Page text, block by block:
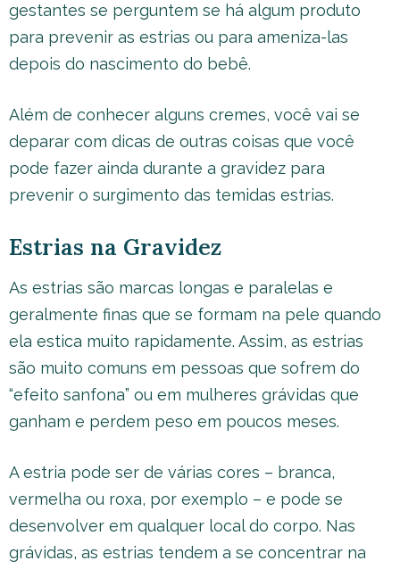
gestantes se perguntem se há algum produto
para prevenir as estrias ou para ameniza-las
depois do nascimento do bebê.
Além de conhecer alguns cremes, você vai se
deparar com dicas de outras coisas que você
pode fazer ainda durante a gravidez para
prevenir o surgimento das temidas estrias.
Estrias na Gravidez
As estrias são marcas longas e paralelas e
geralmente finas que se formam na pele quando
ela estica muito rapidamente. Assim, as estrias
são muito comuns em pessoas que sofrem do
“efeito sanfona” ou em mulheres grávidas que
ganham e perdem peso em poucos meses.
A estria pode ser de várias cores – branca,
vermelha ou roxa, por exemplo – e pode se
desenvolver em qualquer local do corpo. Nas
grávidas, as estrias tendem a se concentrar na